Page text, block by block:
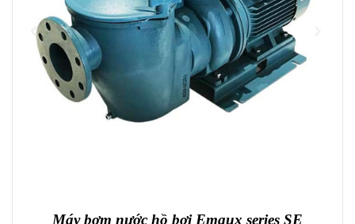
Máy bơm nước hồ bơi Emaux series SE